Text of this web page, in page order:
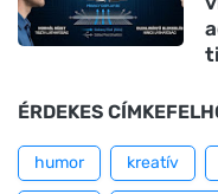
ÉRDEKES
humor kreatív